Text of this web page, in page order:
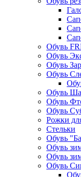
Обувь
Обувь
Обувь
Обувь
Обувь
Обувь
Обувь
Рожки
Стельки
Обувь
Обувь
Обувь
Обувь